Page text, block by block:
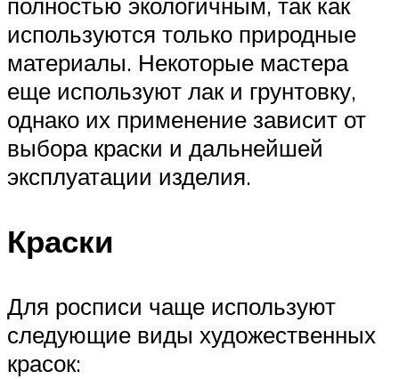
используются только природные
материалы. Некоторые мастера
еще используют лак и грунтовку,
однако их применение зависит от
выбора краски и дальнейшей
эксплуатации изделия.
Краски
Для росписи чаще используют
следующие виды художественных
красок: